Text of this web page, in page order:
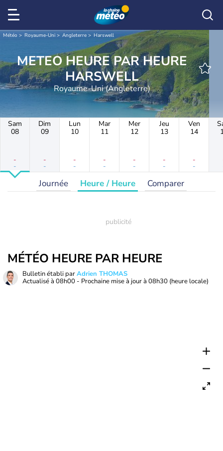
Météo Royaume-Uni Angleterre Harswell
METEO HEURE PAR HEURE
HARSWELL
Royaume-Uni (Angleterre)
Sam
08
-
-
Dim
09
-
-
Lun
10
-
-
Mar
11
-
-
Mer
12
-
-
Jeu
13
-
-
Ven
14
-
-
Journée Heure / Heure Comparer
MÉTÉO HEURE PAR HEURE
Bulletin établi parAdrien THOMAS
Actualisé à 08h00 - Prochaine mise à jour à 08h30 (heure locale)